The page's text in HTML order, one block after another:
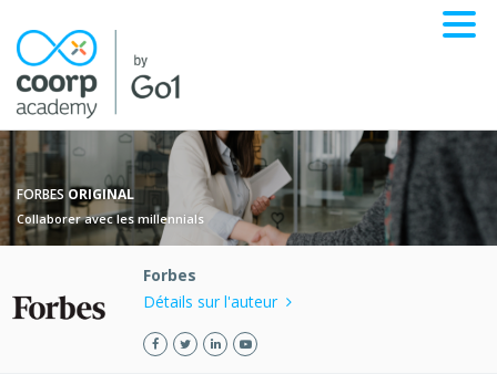
FORBES ORIGINAL
Collaborer avec les millennials
Forbes
Détails sur l'auteur